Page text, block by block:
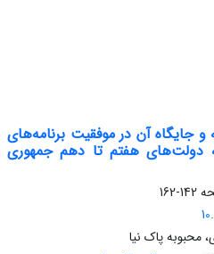
و جایگاه آن در موفقیت برنامه‌های
دولت‌های هفتم تا دهم جمهوری
142-162
محبوبه پاک نیا